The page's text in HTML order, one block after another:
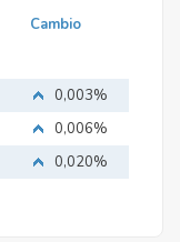
Cambio
0,003%
0,006%
0,020%